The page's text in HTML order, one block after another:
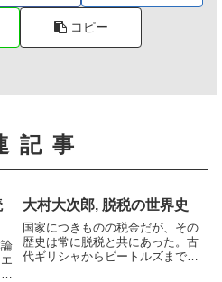
コピー
記事
大村大次郎, 脱税の世界史
国家につきものの税金だが、その
歴史は常に脱税と共にあった。古
代ギリシャからビートルズまで、